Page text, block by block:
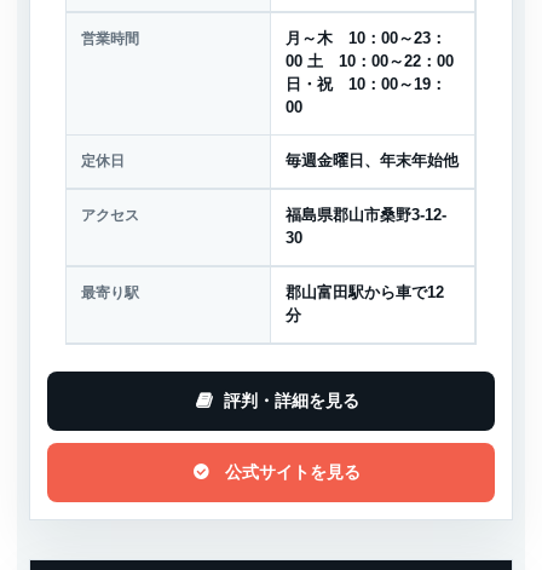
営業時間
月～木 10：00～23：
00 土 10：00～22：00
日・祝 10：00～19：
00
定休日 毎週金曜日、年末年始他
アクセス
福島県郡山市桑野3-12-
30
最寄り駅
郡山富田駅から車で12
分
評判・詳細を見る
公式サイトを見る